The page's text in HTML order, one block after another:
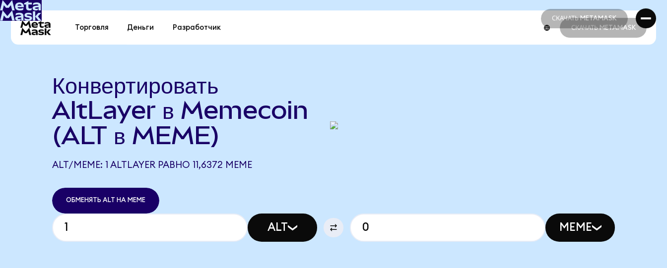
СКАЧАТЬ METAMASK
СКАЧАТЬ METAMASK
Торговля Деньги Разработчик СКАЧАТЬ METAMASK
Конвертировать
AltLayer в Memecoin
(ALT в MEME)
ALT/MEME: 1 ALTLAYER РАВНО 11,6372 MEME
ОБМЕНЯТЬ ALT НА MEME
ALT MEME